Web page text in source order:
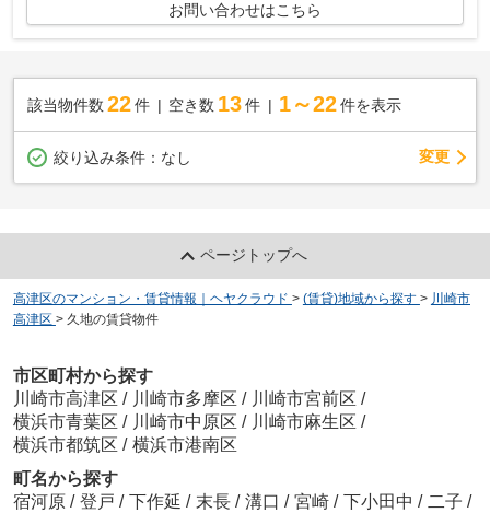
お問い合わせはこちら
該当物件数 22件 空き数 13 件 1～22 件を表示
絞り込み条件： なし 変更
ページトップへ
高津区のマンション・賃貸情報｜ヘヤクラウド > (賃貸)地域から探す > 川崎市
高津区 > 久地の賃貸物件
市区町村から探す
川崎市高津区 / 川崎市多摩区 / 川崎市宮前区 /
横浜市青葉区 / 川崎市中原区 / 川崎市麻生区 /
横浜市都筑区 / 横浜市港南区
町名から探す
宿河原 / 登戸 / 下作延 / 末長 / 溝口 / 宮崎 / 下小田中 / 二子 /